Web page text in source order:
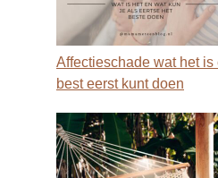
Affectieschade wat het
best eerst kunt doen